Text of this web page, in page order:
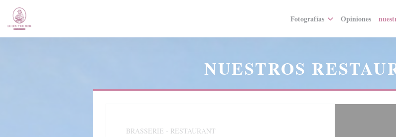
Fotografías Opiniones
NUESTROS
BRASSERIE - RESTAURANT